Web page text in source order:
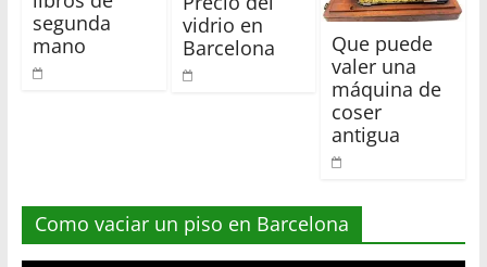
segunda
mano
vidrio en
Barcelona
Que puede
valer una
máquina de
coser
antigua
Como vaciar un piso en Barcelona